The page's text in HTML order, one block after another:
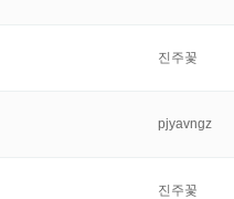
진주꽃
pjyavngz
진주꽃